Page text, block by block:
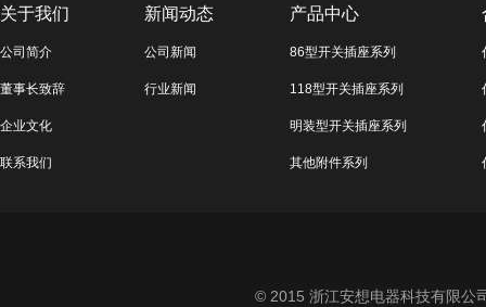
关于我们
公司简介
董事长致辞
企业文化
联系我们
新闻动态
公司新闻
行业新闻
产品中心
86型开关插座系列
118型开关插座系列
明装型开关插座系列
其他附件系列
© 2015 浙江安想电器科技有限